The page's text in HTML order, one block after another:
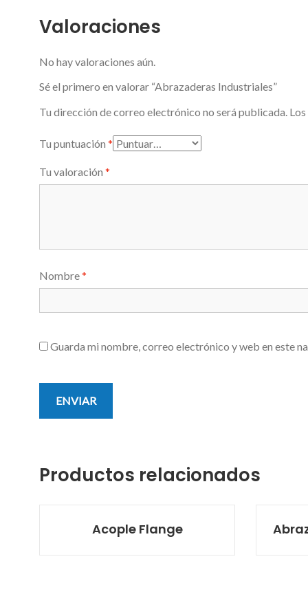
Valoraciones
No hay valoraciones aún.
Sé el primero en valorar “Abrazaderas Industriales”
Tu dirección de correo electrónico no será publicada.
Tu puntuación *
Tu valoración *
Nombre*
Guarda mi nombre, correo electrónico y web en este
Productos relacionados
Acople Flange